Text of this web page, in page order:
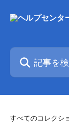
記事を検索...
すべてのコレクシ